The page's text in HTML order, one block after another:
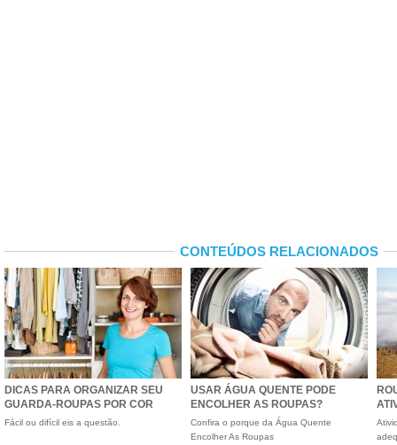
CONTEÚDOS RELACIONADOS
DICAS PARA ORGANIZAR SEU
GUARDA-ROUPAS POR COR
Fácil ou difícil eis a questão.
USAR ÁGUA QUENTE PODE
ENCOLHER AS ROUPAS?
Confira o porque da Água Quente
Encolher As Roupas